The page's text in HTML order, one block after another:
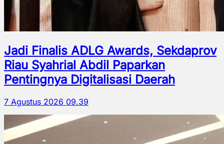
Jadi Finalis ADLG Awards, Sekdaprov
Riau Syahrial Abdil Paparkan
Pentingnya Digitalisasi Daerah
7 Agustus 2026 09.39